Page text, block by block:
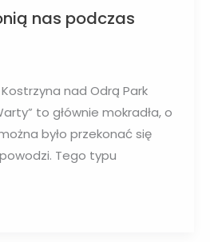
nas podczas
nad Odrą Park
to głównie mokradła, o
było przekonać się
Tego typu